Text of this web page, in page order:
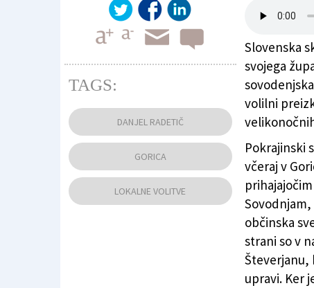
Kristian Tommasi, Martina Šolc, Davide
občinskih volitvah (BUMBACA)
Slovenska
svojega
volilni
Pokrajinski
včeraj v
občinska
strani so v
Števerjanu,
upravi. Ker
TAGS:
DANJEL RADETIČ
GORICA
LOKALNE VOLITVE